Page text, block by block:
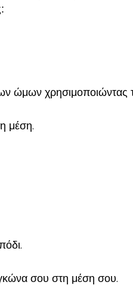
ώμων χρησιμοποιώντας
μέση.
σου στη μέση σου.